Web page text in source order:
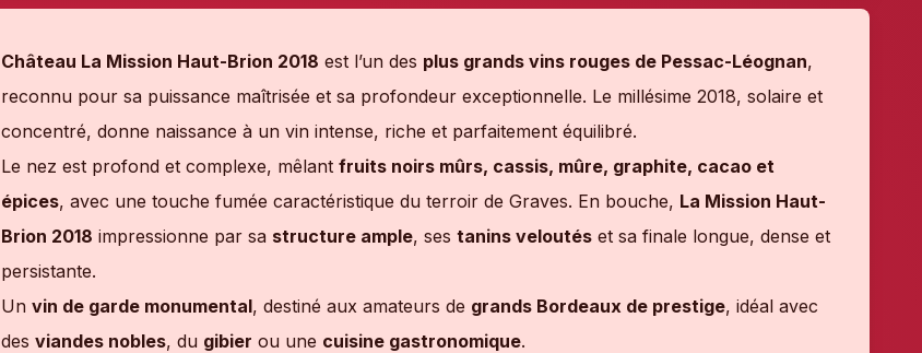
Château La Mission Haut-Brion 2018 est l’un des plus grands vins rouges de Pessac-Léognan,
reconnu pour sa puissance maîtrisée et sa profondeur exceptionnelle. Le millésime 2018, solaire et
concentré, donne naissance à un vin intense, riche et parfaitement équilibré.
Le nez est profond et complexe, mêlantfruits noirs mûrs, cassis, mûre, graphite, cacao et
épices, avec une touche fumée caractéristique du terroir de Graves. En bouche, La Mission Haut-
Brion 2018 impressionne par sa structure ample, sestanins veloutés et sa finale longue, dense et
persistante.
Unvin de garde monumental, destiné aux amateurs de grands Bordeaux de prestige, idéal avec
desviandes nobles, du gibier ou une cuisine gastronomique.